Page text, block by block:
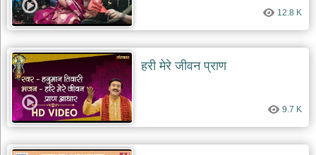
12.8 K
हरी मेरे जीवन प्राण
9.7 K